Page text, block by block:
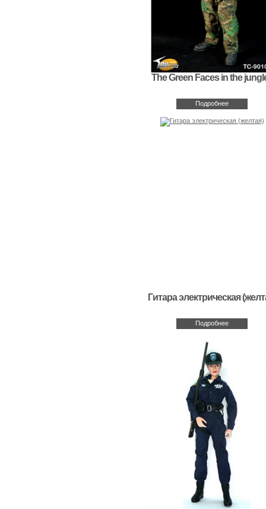
The Green Faces in the
Подробнее
Гитара электрическая
Подробнее